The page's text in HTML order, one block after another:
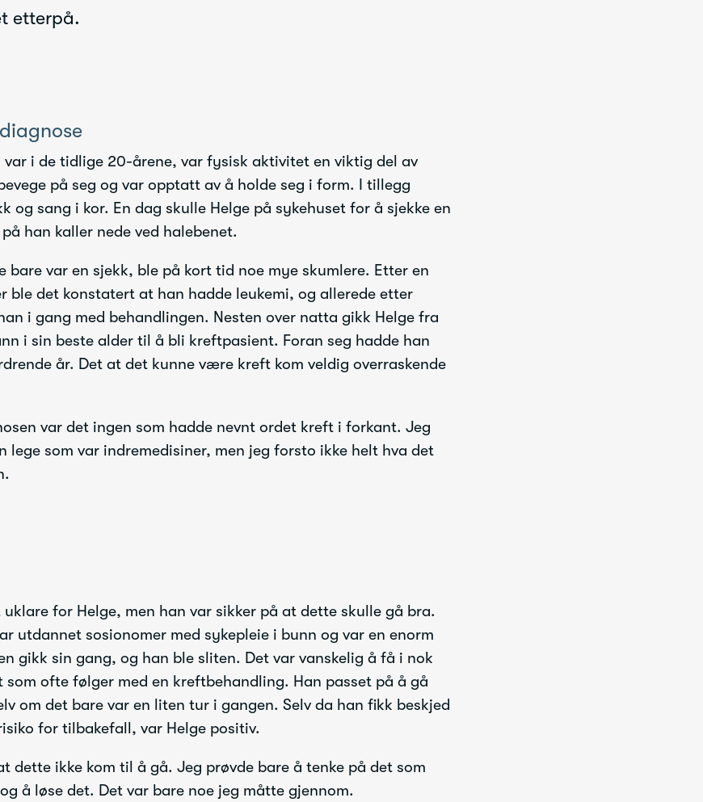
etterpå.
var i de tidlige 20-årene, var fysisk aktivitet en viktig del av
på seg og var opptatt av å holde seg i form. I tillegg
og sang i kor. En dag skulle Helge på sykehuset for å sjekke en
han kaller nede ved halebenet.
bare var en sjekk, ble på kort tid noe mye skumlere. Etter en
ble det konstatert at han hadde leukemi, og allerede etter
i gang med behandlingen. Nesten over natta gikk Helge fra
i sin beste alder til å bli kreftpasient. Foran seg hadde han
år. Det at det kunne være kreft kom veldig overraskende
var det ingen som hadde nevnt ordet kreft i forkant. Jeg
lege som var indremedisiner, men jeg forsto ikke helt hva det
uklare for Helge, men han var sikker på at dette skulle gå bra.
utdannet sosionomer med sykepleie i bunn og var en enorm
gikk sin gang, og han ble sliten. Det var vanskelig å få i nok
som ofte følger med en kreftbehandling. Han passet på å gå
om det bare var en liten tur i gangen. Selv da han fikk beskjed
for tilbakefall, var Helge positiv.
dette ikke kom til å gå. Jeg prøvde bare å tenke på det som
å løse det. Det var bare noe jeg måtte gjennom.